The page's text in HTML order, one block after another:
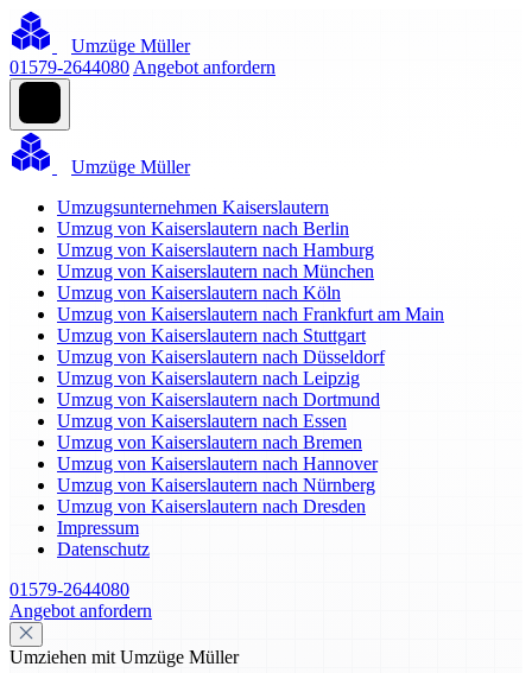
Umzüge Müller
01579-2644080 Angebot anfordern
Umzüge Müller
Umzugsunternehmen Kaiserslautern
Umzug von Kaiserslautern nach Berlin
Umzug von Kaiserslautern nach Hamburg
Umzug von Kaiserslautern nach München
Umzug von Kaiserslautern nach Köln
Umzug von Kaiserslautern nach Frankfurt am Main
Umzug von Kaiserslautern nach Stuttgart
Umzug von Kaiserslautern nach Düsseldorf
Umzug von Kaiserslautern nach Leipzig
Umzug von Kaiserslautern nach Dortmund
Umzug von Kaiserslautern nach Essen
Umzug von Kaiserslautern nach Bremen
Umzug von Kaiserslautern nach Hannover
Umzug von Kaiserslautern nach Nürnberg
Umzug von Kaiserslautern nach Dresden
Impressum
Datenschutz
01579-2644080
Angebot anfordern
Umziehen mit Umzüge Müller